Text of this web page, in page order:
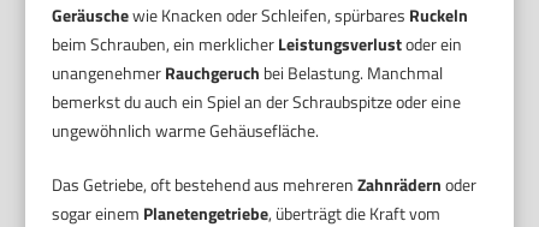
Geräuschewie Knacken oder Schleifen, spürbares Ruckeln
beim Schrauben, ein merklicherLeistungsverlustoder ein
unangenehmerRauchgeruch bei Belastung. Manchmal
bemerkst du auch ein Spiel an der Schraubspitze oder eine
ungewöhnlich warme Gehäusefläche.
Das Getriebe, oft bestehend aus mehrerenZahnrädernoder
sogar einem Planetengetriebe, überträgt die Kraft vom